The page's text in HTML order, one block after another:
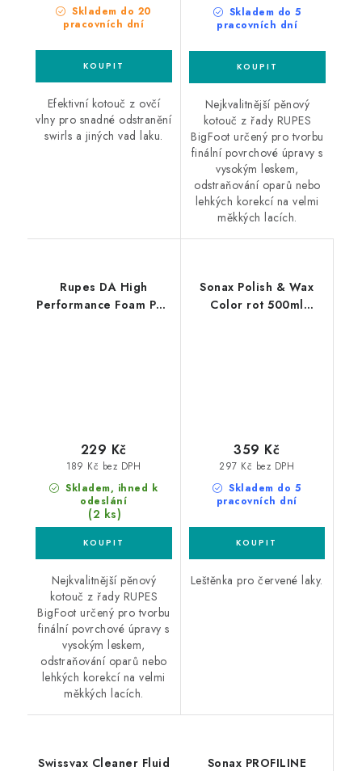
Skladem do 20
pracovních dní
Efektivní kotouč z ovčí
vlny pro snadné odstranění
swirls a jiných vad laku.
Skladem do 5
pracovních dní
Nejkvalitnější pěnový
kotouč z řady RUPES
BigFoot určený pro tvorbu
finální povrchové úpravy s
vysokým leskem,
odstraňování oparů nebo
lehkých korekcí na velmi
měkkých lacích.
Rupes DA High
Performance Foam Pad
Skladem, ihned k
odeslání
(2 ks)
189 Kč bez DPH
229 Kč
Nejkvalitnější pěnový
kotouč z řady RUPES
BigFoot určený pro tvorbu
finální povrchové úpravy s
vysokým leskem,
odstraňování oparů nebo
lehkých korekcí na velmi
měkkých lacích.
Sonax Polish & Wax
Color rot 500ml
Skladem do 5
pracovních dní
297 Kč bez DPH
359 Kč
Leštěnka pro červené laky.
Swissvax Cleaner Fluid
Sonax PROFILINE